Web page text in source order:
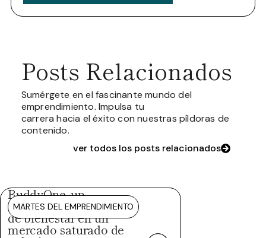
Posts Relacionados
Sumérgete en el fascinante mundo del
emprendimiento. Impulsa tu
carrera hacia el éxito con nuestras píldoras de
contenido.
ver todos los posts relacionados
MARTES DEL EMPRENDIMIENTO
BuddyOne, un
ecosistema integral
de bienestar en un
mercado saturado de